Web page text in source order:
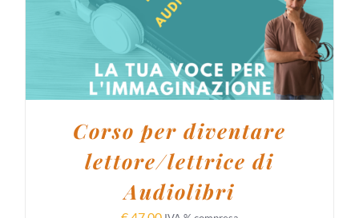
AGGIUNGI AL CARRELLO DETTAGLI
Corso per diventare
lettore/lettrice di
Audiolibri